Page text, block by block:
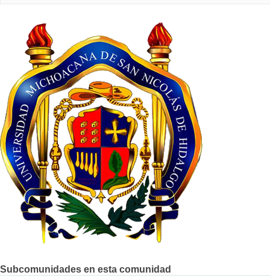
Subcomunidades en esta comunidad